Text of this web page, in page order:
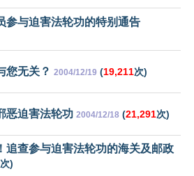
参与迫害法轮功的特别通告
您无关？ 2004/12/19 (19,211次)
恶迫害法轮功 2004/12/18 (21,291次)
追查参与迫害法轮功的海关及邮政
次)